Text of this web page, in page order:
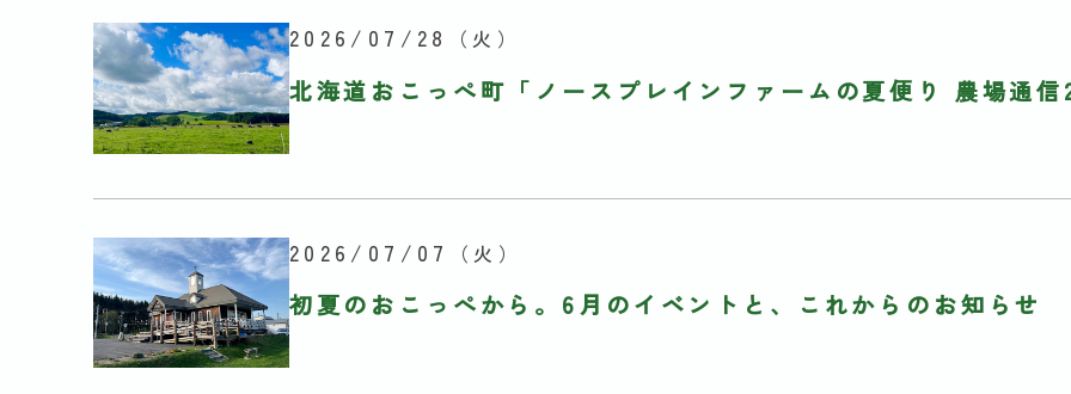
2026/07/28 （火）
北海道おこっぺ町「ノースプレインファームの夏便り 農場通
2026/07/07 （火）
初夏のおこっぺから。6月のイベントと、これからのお知らせ